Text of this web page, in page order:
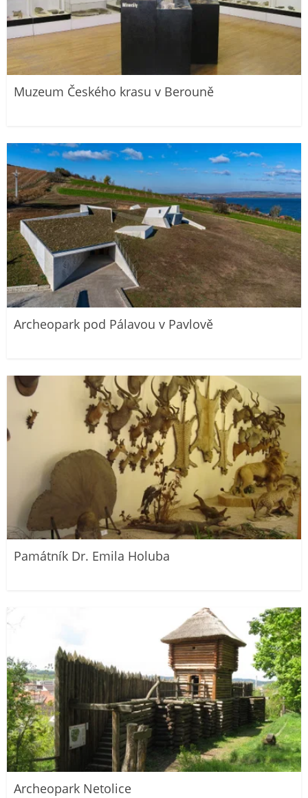
Muzeum Českého krasu v Berouně
Archeopark pod Pálavou v Pavlově
Památník Dr. Emila Holuba
Archeopark Netolice